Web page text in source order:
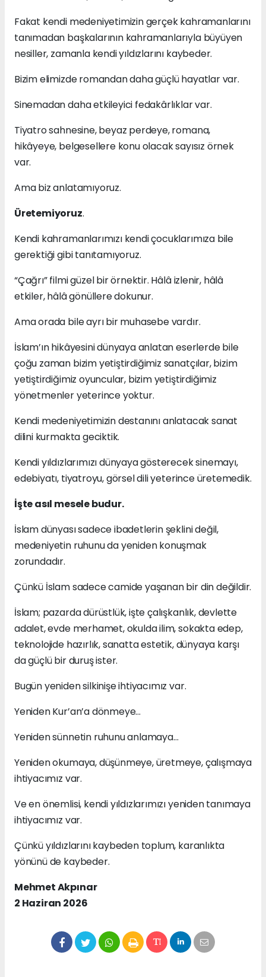
Fakat kendi medeniyetimizin gerçek kahramanlarını
tanımadan başkalarının kahramanlarıyla büyüyen
nesiller, zamanla kendi yıldızlarını kaybeder.
Bizim elimizde romandan daha güçlü hayatlar var.
Sinemadan daha etkileyici fedakârlıklar var.
Tiyatro sahnesine, beyaz perdeye, romana,
hikâyeye, belgesellere konu olacak sayısız örnek
var.
Ama biz anlatamıyoruz.
Üretemiyoruz.
Kendi kahramanlarımızı kendi çocuklarımıza bile
gerektiği gibi tanıtamıyoruz.
“Çağrı” filmi güzel bir örnektir. Hâlâ izlenir, hâlâ
etkiler, hâlâ gönüllere dokunur.
Ama orada bile ayrı bir muhasebe vardır.
İslam’ın hikâyesini dünyaya anlatan eserlerde bile
çoğu zaman bizim yetiştirdiğimiz sanatçılar, bizim
yetiştirdiğimiz oyuncular, bizim yetiştirdiğimiz
yönetmenler yeterince yoktur.
Kendi medeniyetimizin destanını anlatacak sanat
dilini kurmakta geciktik.
Kendi yıldızlarımızı dünyaya gösterecek sinemayı,
edebiyatı, tiyatroyu, görsel dili yeterince üretemedik.
İşte asıl mesele budur.
İslam dünyası sadece ibadetlerin şeklini değil,
medeniyetin ruhunu da yeniden konuşmak
zorundadır.
Çünkü İslam sadece camide yaşanan bir din değildir.
İslam; pazarda dürüstlük, işte çalışkanlık, devlette
adalet, evde merhamet, okulda ilim, sokakta edep,
teknolojide hazırlık, sanatta estetik, dünyaya karşı
da güçlü bir duruş ister.
Bugün yeniden silkinişe ihtiyacımız var.
Yeniden Kur’an’a dönmeye…
Yeniden sünnetin ruhunu anlamaya…
Yeniden okumaya, düşünmeye, üretmeye, çalışmaya
ihtiyacımız var.
Ve en önemlisi, kendi yıldızlarımızı yeniden tanımaya
ihtiyacımız var.
Çünkü yıldızlarını kaybeden toplum, karanlıkta
yönünü de kaybeder.
Mehmet Akpınar
2 Haziran 2026